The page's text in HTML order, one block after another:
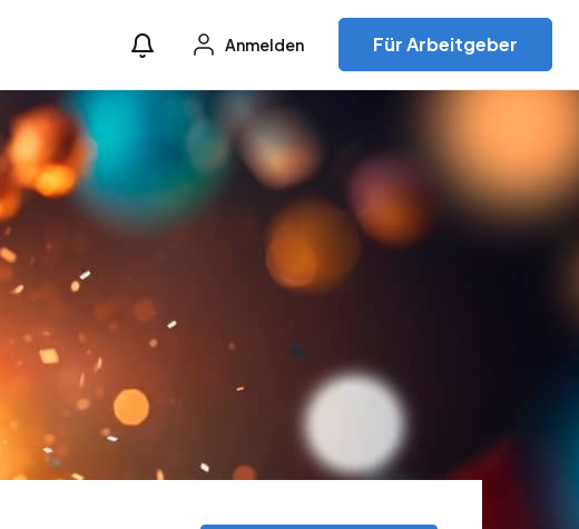
Anmelden Für Arbeitgeber